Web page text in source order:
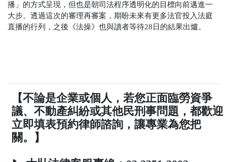
播」的方式呈現，但也是朝司法程序透明化的目標向前邁進一
大步。透過這次的審理再審案，期盼未來有更多法官投入法庭
直播的行列，之後《法操》也與讀者等待28日的結果出爐。
【不論是企業或個人，若您正面臨勞資爭
議、不動產糾紛或其他民刑事問題，都歡迎
立即填表預約律師諮詢，讓專業為您把
關。】